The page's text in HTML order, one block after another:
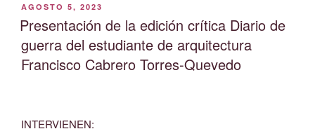
PUBLICADO
EL
AGOSTO 5, 2023
Presentación de la edición crítica Diario de
guerra del estudiante de arquitectura
Francisco Cabrero Torres-Quevedo
INTERVIENEN: